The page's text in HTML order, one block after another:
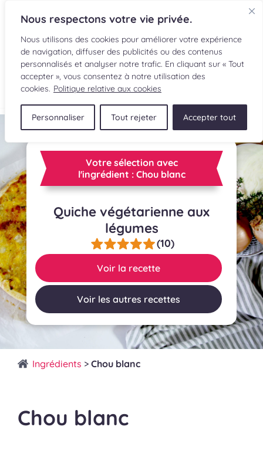
Nous respectons votre vie privée.
Nous utilisons des cookies pour améliorer votre expérience
de navigation, diffuser des publicités ou des contenus
personnalisés et analyser notre trafic. En cliquant sur « Tout
accepter », vous consentez à notre utilisation des
cookies. Politique relative aux cookies
Personnaliser Tout rejeter Accepter tout
EN
RECETTES
INGRÉDIENTS
LECTURES CULINAIRES
SOUMETTRE UNE RECETTE
BOUTIQUE
Votre sélection avec
l'ingrédient : Chou blanc
Quiche végétarienne aux
légumes
(10)
Voir la recette
Voir les autres recettes
Ingrédients > Chou blanc
Chou blanc